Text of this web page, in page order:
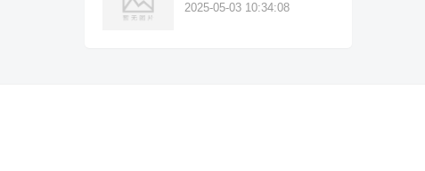
2025-05-03 10:34:08